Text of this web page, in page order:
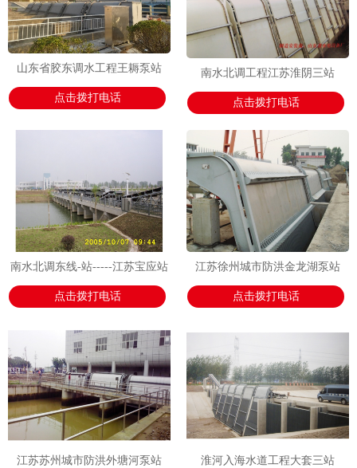
山东省胶东调水工程王耨泵站
点击拨打电话
南水北调工程江苏淮阴三站
点击拨打电话
南水北调东线-站-----江苏宝应站
点击拨打电话
江苏徐州城市防洪金龙湖泵站
点击拨打电话
江苏苏州城市防洪外塘河泵站 淮河入海水道工程大套三站